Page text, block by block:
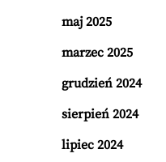
maj 2025
marzec 2025
grudzień 2024
sierpień 2024
lipiec 2024